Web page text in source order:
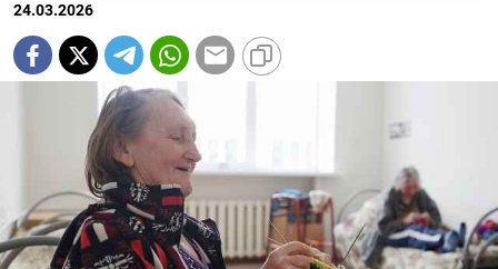
24.03.2026